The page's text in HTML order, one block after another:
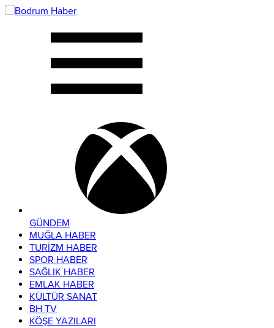
GÜNDEM
MUĞLA HABER
TURİZM HABER
SPOR HABER
SAĞLIK HABER
EMLAK HABER
KÜLTÜR SANAT
BH TV
KÖŞE YAZILARI